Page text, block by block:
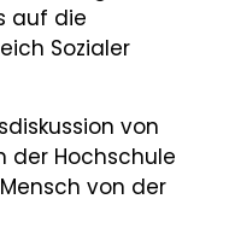
auf die
Sozialer
von
der Hochschule
von der